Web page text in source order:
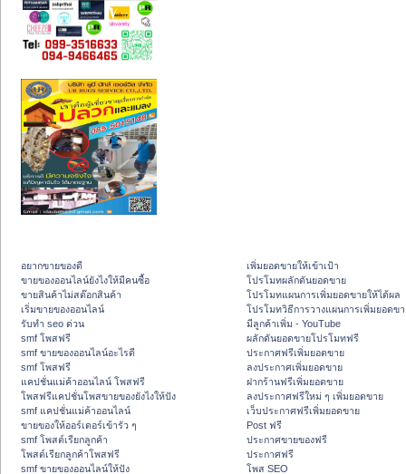
อยากขายของดี
ขายของออนไลน์ยังไงให้มีคนซื้อ
ขายสินค้าไม่สต๊อกสินค้า
เริ่มขายของออนไลน์
รับทำ seo ด่วน
smf โพสฟรี
smf ขายของออนไลน์อะไรดี
smf โพสฟรี
แคปชั่นแม่ค้าออนไลน์ โพสฟรี
โพสฟรีแคปชั่นโพสขายของยังไงให้ปัง
smf แคปชั่นแม่ค้าออนไลน์
ขายของให้ออร์เดอร์เข้ารัว ๆ
smf โพสต์เรียกลูกค้า
โพสต์เรียกลูกค้าโพสฟรี
smf ขายของออนไลน์ให้ปัง
เพิ่มยอดขายให้เข้าเป้า
โปรโมทผลักดันยอดขาย
โปรโมทแผนการเพิ่มยอดขายให้ได้ผล
โปรโมทวิธีการวางแผนการเพิ่มยอดข
มีลูกค้าเพิ่ม - YouTube
ผลักดันยอดขายโปรโมทฟรี
ประกาศฟรีเพิ่มยอดขาย
ลงประกาศเพิ่มยอดขาย
ฝากร้านฟรีเพิ่มยอดขาย
ลงประกาศฟรีใหม่ ๆ เพิ่มยอดขาย
เว็บประกาศฟรีเพิ่มยอดขาย
Post ฟรี
ประกาศขายของฟรี
ประกาศฟรี
โพส SEO